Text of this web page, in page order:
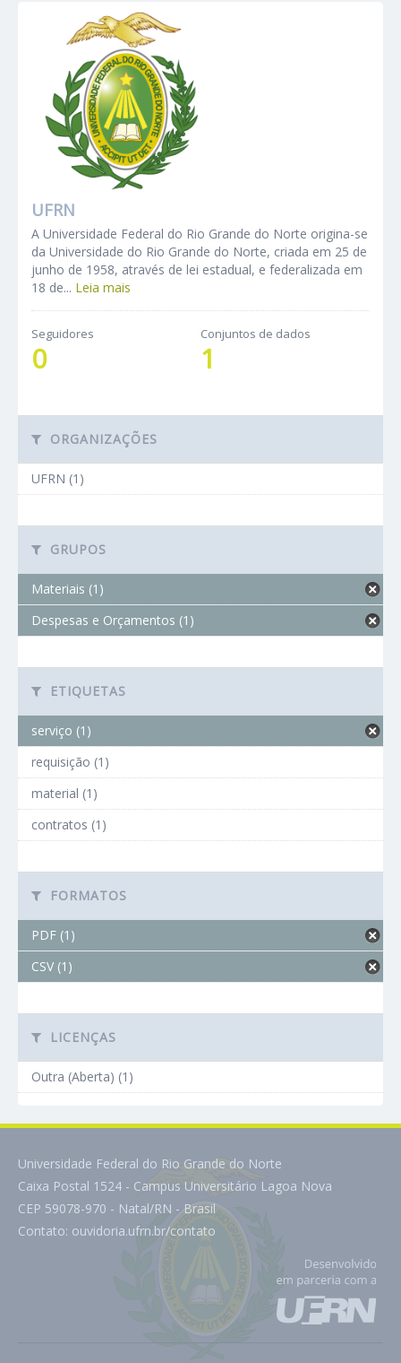
UFRN
A Universidade Federal do Rio Grande do Norte origina-se
da Universidade do Rio Grande do Norte, criada em 25 de
junho de 1958, através de lei estadual, e federalizada em
18 de... Leia mais
Seguidores
0
Conjuntos de dados
1
ORGANIZAÇÕES
UFRN (1)
GRUPOS
Materiais (1)
Despesas e Orçamentos (1)
ETIQUETAS
serviço (1)
requisição (1)
material (1)
contratos (1)
FORMATOS
PDF (1)
CSV (1)
LICENÇAS
Outra (Aberta) (1)
Universidade Federal do Rio Grande do Norte
Caixa Postal 1524 - Campus Universitário Lagoa Nova
CEP 59078-970 - Natal/RN - Brasil
Contato: ouvidoria.ufrn.br/contato